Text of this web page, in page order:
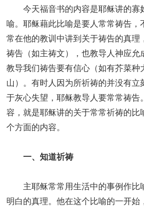
今天福音书的内容是耶稣讲的寡
喻。耶稣藉此比喻是要人常常祷告，
常在他的教训中讲到关于祷告的真理
祷告（如主祷文），也教导人神应允
教导我们祷告要有信心（如有芥菜种
山）。有时人因为所祈祷的并没有立
于灰心失望，耶稣教导人要常常祷告
容，就是耶稣讲的关于常常祈祷的比
个方面的内容。
一、知道祈祷
主耶稣常常用生活中的事例作比
明白的真理。他在这个比喻的一开始